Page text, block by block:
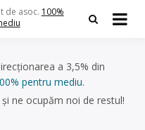
de asoc. 100%
a 3,5% din
pentru mediu.
ne ocupăm noi de restul!